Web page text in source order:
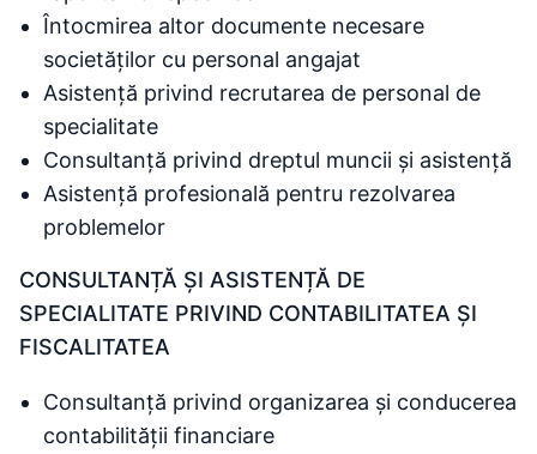
Întocmirea altor documente necesare
societăților cu personal angajat
Asistență privind recrutarea de personal de
specialitate
Consultanță privind dreptul muncii și asistență
Asistență profesională pentru rezolvarea
problemelor
CONSULTANȚĂ ȘI ASISTENȚĂ DE
SPECIALITATE PRIVIND CONTABILITATEA ȘI
FISCALITATEA
Consultanță privind organizarea și conducerea
contabilității financiare